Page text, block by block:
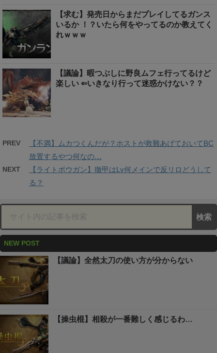
【求む】発売日からまだプレイしてるガンス
いるか ！？いたら何をやってるのか教えてく
れｗｗｗ
【議論】暇つぶしに野良ムフェ行ってるけど
楽しい ⇐いきなり行って迷惑かけない？？
PREV
【不満】ムカつくんだが？ホストが救難あげておいてBC
放置するやつ何なの…
NEXT
【ライトボウガン】徹甲はLv何メインで反リロどうして
る？
NEW POST
【議論】全然太刀の使い方が分からない
【操虫棍】相殺が一番難しく感じるわ…